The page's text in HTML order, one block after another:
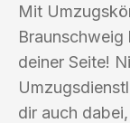
Mit
Braunschweig
deiner Seite!
dir auch